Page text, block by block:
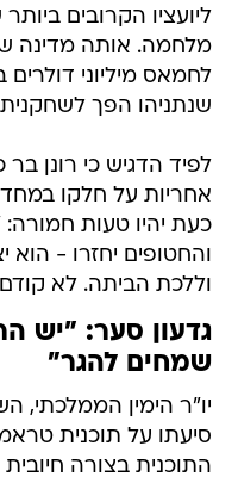
ליועציו הקרובים
מלחמה. אותה מדינה
לחמאס מיליוני
שנתניהו הפך
לפיד הדגיש כי רונן
כעת יהיו טעות
והחטופים יחזרו -
וללכת הביתה. לא
גדעון סער: "יש
שמחים להגר"
יו"ר הימין הממלכתי,
סיעתו על תוכנית
התוכנית בצורה